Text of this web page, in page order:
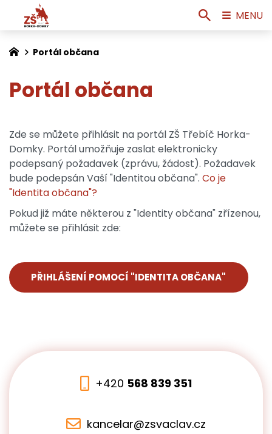
Portál občana
Portál občana
Zde se můžete přihlásit na portál ZŠ Třebíč Horka-
Domky. Portál umožňuje zaslat elektronicky
podepsaný požadavek (zprávu, žádost). Požadavek
bude podepsán Vaší "Identitou občana". Co je
"Identita občana"?
Pokud již máte některou z "Identity občana" zřízenou,
můžete se přihlásit zde:
PŘIHLÁŠENÍ POMOCÍ "IDENTITA OBČANA"
+420 568 839 351
kancelar@zsvaclav.cz
MENU